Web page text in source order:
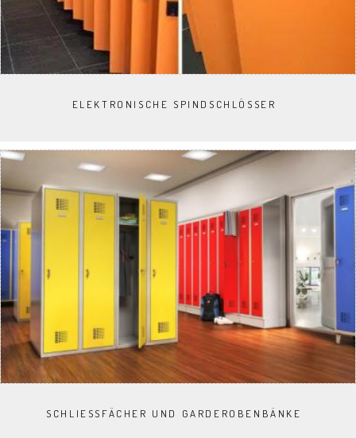
ELEKTRONISCHE SPINDSCHLÖSSER
SCHLIESSFÄCHER UND GARDEROBENBÄNKE